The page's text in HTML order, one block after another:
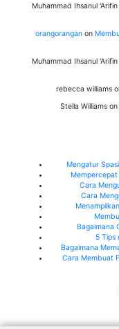
Muhammad Ihsanul 'Arifin
orangoranganon
Muhammad Ihsanul 'Arifin
rebecca williams
Stella Williams on
Mengatur
Cara
Cara
Bagaimana
5 Tips
Bagaimana
Cara Membuat